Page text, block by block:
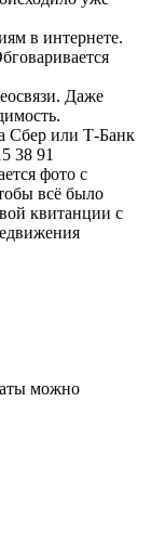
в интернете.
Даже
Сбер или Т-Банк
38 91
фото с
всё было
квитанции с
можно